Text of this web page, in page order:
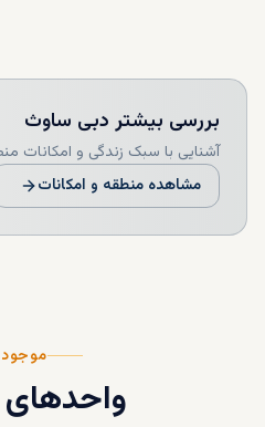
بررسی بیشتر دبی ساوث
آشنایی با سبک زندگی و امکانات
مشاهده منطقه و امکانات